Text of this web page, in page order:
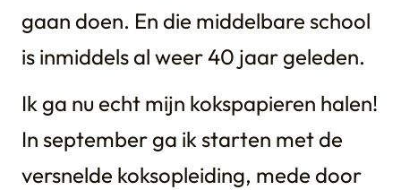
gaan doen. En die middelbare school
is inmiddels al weer 40 jaar geleden.
Ik ga nu echt mijn kokspapieren halen!
In september ga ik starten met de
versnelde koksopleiding, mede door